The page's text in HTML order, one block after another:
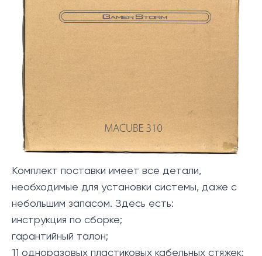
Комплект поставки имеет все детали,
необходимые для установки системы, даже с
небольшим запасом. Здесь есть:
инструкция по сборке;
гарантийный талон;
11 одноразовых пластиковых кабельных стяжек;